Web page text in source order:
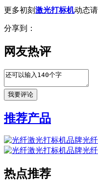
更多初刻 激光打标机动态
分享到：
网友热评
推荐产品
光
光
热点推荐